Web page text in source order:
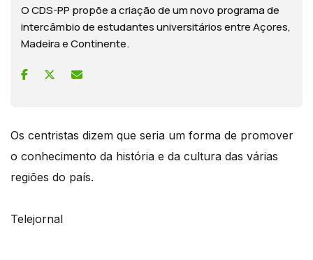
O CDS-PP propõe a criação de um novo programa de
intercâmbio de estudantes universitários entre Açores,
Madeira e Continente.
Os centristas dizem que seria um forma de promover
o conhecimento da história e da cultura das várias
regiões do país.
Telejornal